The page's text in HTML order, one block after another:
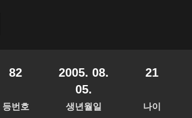
82
등번호
2005. 08.
05.
생년월일
21
나이